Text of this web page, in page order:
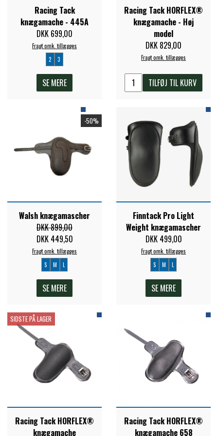
PREMIER EQUINE SADLER
PREMIER EQUINE SADEL TILBEHØR
PREMIER EQUINE SADELUNDERLAG
PREMIER EQUINE PADS
PREMIER EQUINE BENBESKYTTELSE
PREMIER EQUINE TRANSPORT
BESKYTTELSE
PREMIER EQUINE KØLETERAPI
PREMIER EQUINE GROOMING & STALD
FORAN EQUINE
HAPPY MOUTH
HEVARI
KÄLLQUIST EQUESTIAN
NAF
PHARMACARE
PREMIER EQUINE
RACING TACK
Racing Tack
knægamache - 445A
DKK 699,00
Fragt omk. tillægges
2
3
SE MERE
Racing Tack HORFLEX®
knægamache - Høj
model
DKK 829,00
Fragt omk. tillægges
TILFØJ TIL KURV
-50%
Walsh knægamascher
DKK 899,00
DKK 449,50
Fragt omk. tillægges
S
M L
SE MERE
Finntack Pro Light
Weight knægamascher
DKK 499,00
Fragt omk. tillægges
S
M L
SE MERE
SIDSTE PÅ LAGER
Racing Tack HORFLEX®
knægamache
Racing Tack HORFLEX®
knægamache 658